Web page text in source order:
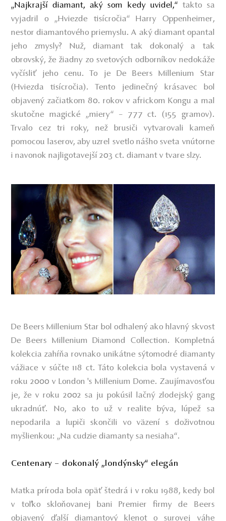
„Najkrajší diamant, aký som kedy uvidel,“ takto sa
vyjadril o „Hviezde tisícročia“ Harry Oppenheimer,
nestor diamantového priemyslu. A aký diamant opantal
jeho zmysly? Nuž, diamant tak dokonalý a tak
obrovský, že žiadny zo svetových odborníkov nedokáže
vyčísliť jeho cenu. To je De Beers Millenium Star
(Hviezda tisícročia). Tento jedinečný krásavec bol
objavený začiatkom 80. rokov v africkom Kongu a mal
skutočne magické „miery“ – 777 ct. (155 gramov).
Trvalo cez tri roky, než brusiči vytvarovali kameň
pomocou laserov, aby uzrel svetlo nášho sveta vnútorne
i navonok najligotavejší 203 ct. diamant v tvare slzy.
De Beers Millenium Star bol odhalený ako hlavný skvost
De Beers Millenium Diamond Collection. Kompletná
kolekcia zahŕňa rovnako unikátne sýtomodré diamanty
vážiace v súčte 118 ct. Táto kolekcia bola vystavená v
roku 2000 v London 's Millenium Dome. Zaujímavosťou
je, že v roku 2002 sa ju pokúsil lačný zlodejský gang
ukradnúť. No, ako to už v realite býva, lúpež sa
nepodarila a lupiči skončili vo väzení s doživotnou
myšlienkou: „Na cudzie diamanty sa nesiaha“.
Centenary – dokonalý „londýnsky“ elegán
Matka príroda bola opäť štedrá i v roku 1988, kedy bol
v toľko skloňovanej bani Premier firmy de Beers
objavený ďalší diamantový klenot o surovej váhe